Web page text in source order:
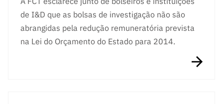
s
públicas
Manifesta
ções de
Interesse
de I&D que as bolsas de investigação não são
abrangidas pela redução remuneratória prevista
na Lei do Orçamento do Estado para 2014.